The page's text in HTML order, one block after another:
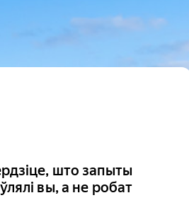
што запыты
вы, а не робат